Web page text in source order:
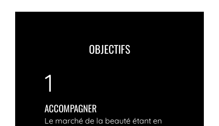
OBJECTIFS
1
ACCOMPAGNER
Le marché de la beauté étant en